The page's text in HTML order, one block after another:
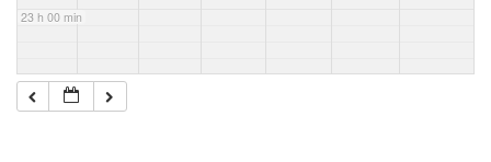
23 h 00 min